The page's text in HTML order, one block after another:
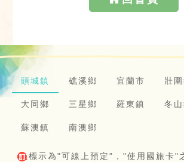
頭城鎮 礁溪鄉 宜蘭市 壯
大同鄉 三星鄉 羅東鎮 冬
蘇澳鎮 南澳鄉
標示為"可線上預定"，"使用國旅卡"